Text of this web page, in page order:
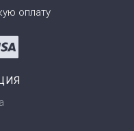
оплату